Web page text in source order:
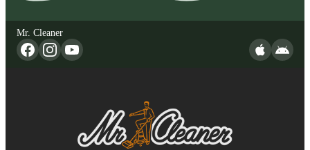
Mr. Cleaner